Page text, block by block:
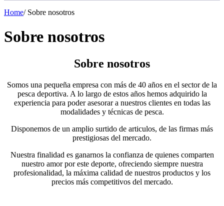
Home/Sobre nosotros
Sobre nosotros
Sobre nosotros
Somos una pequeña empresa con más de 40 años en el sector de la
pesca deportiva. A lo largo de estos años hemos adquirido la
experiencia para poder asesorar a nuestros clientes en todas las
modalidades y técnicas de pesca.
Disponemos de un amplio surtido de articulos, de las firmas más
prestigiosas del mercado.
Nuestra finalidad es ganarnos la confianza de quienes comparten
nuestro amor por este deporte, ofreciendo siempre nuestra
profesionalidad, la máxima calidad de nuestros productos y los
precios más competitivos del mercado.